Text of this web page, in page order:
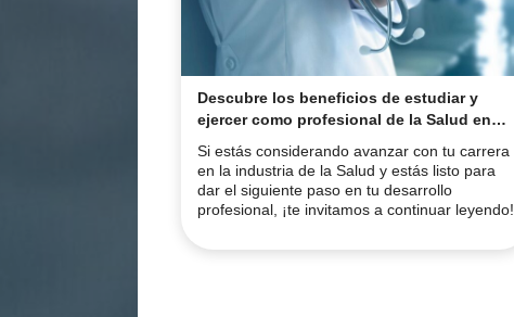
Descubre los beneficios de estudiar y
ejercer como profesional de la Salud en
Si estás considerando avanzar con tu carrera
en la industria de la Salud y estás listo para
dar el siguiente paso en tu desarrollo
profesional, ¡te invitamos a continuar leyendo!